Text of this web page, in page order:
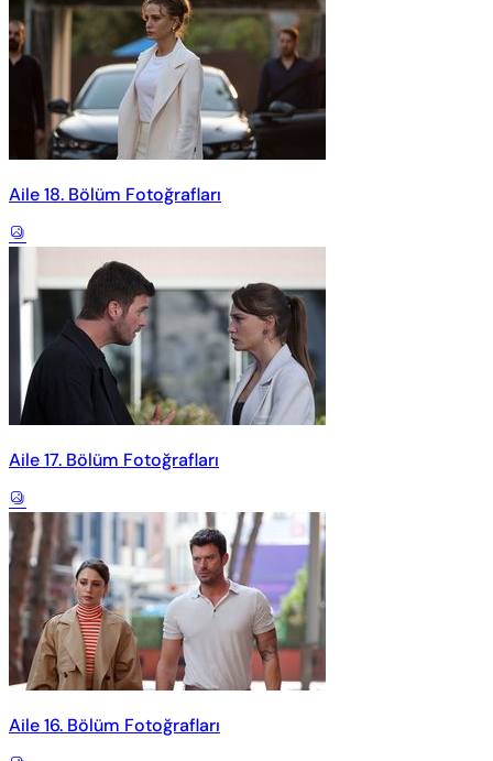
Aile 18. Bölüm Fotoğrafları
Aile 17. Bölüm Fotoğrafları
Aile 16. Bölüm Fotoğrafları